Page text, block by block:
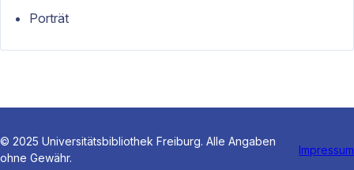
Porträt
© 2025 Universitätsbibliothek Freiburg. Alle Angaben
ohne Gewähr.
Impressum